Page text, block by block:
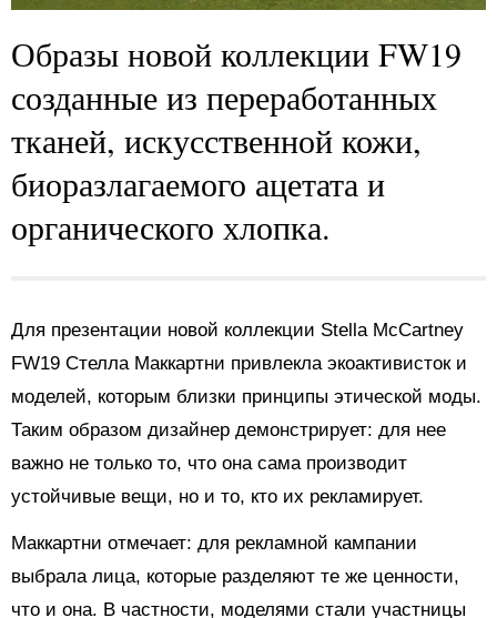
Образы новой коллекции FW19
созданные из переработанных
тканей, искусственной кожи,
биоразлагаемого ацетата и
органического хлопка.
Для презентации новой коллекции Stella McCartney
FW19 Стелла Маккартни привлекла экоактивисток и
моделей, которым близки принципы этической моды.
Таким образом дизайнер демонстрирует: для нее
важно не только то, что она сама производит
устойчивые вещи, но и то, кто их рекламирует.
Маккартни отмечает: для рекламной кампании
выбрала лица, которые разделяют те же ценности,
что и она. В частности, моделями стали участницы